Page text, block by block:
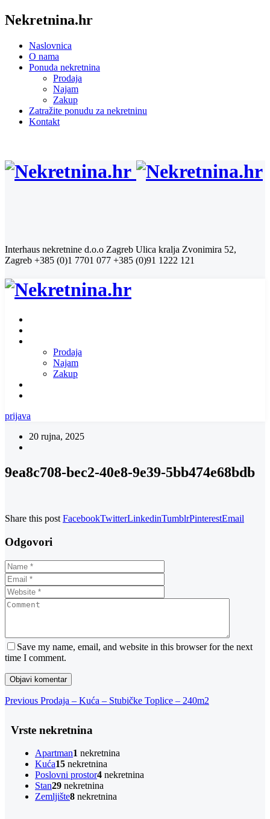
Nekretnina.hr
Naslovnica
O nama
Ponuda nekretnina
Prodaja
Najam
Zakup
Zatražite ponudu za nekretninu
Kontakt
Interhaus nekretnine d.o.o Zagreb Ulica kralja Zvonimira 52,
Zagreb +385 (0)1 7701 077 +385 (0)91 1222 121
Prodaja
Najam
Zakup
prijava
20 rujna, 2025
9ea8c708-bec2-40e8-9e39-5bb474e68bdb
Share this post FacebookTwitterLinkedinTumblrPinterestEmail
Odgovori
Save my name, email, and website in this browser for the next
time I comment.
Navigacija
Previous
Previous Prodaja – Kuća – Stubičke Toplice – 240m2
Vrste nekretnina
Apartman1 nekretnina
Kuća15 nekretnina
Poslovni prostor4 nekretnina
Stan29 nekretnina
Zemljište8 nekretnina